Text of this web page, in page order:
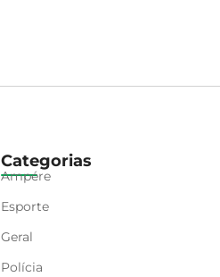
Categorias
Ampére
Esporte
Geral
Polícia